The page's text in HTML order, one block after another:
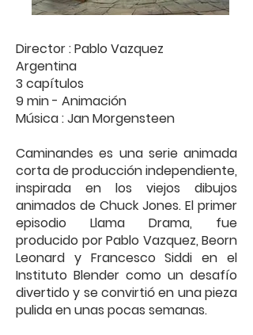
Director : Pablo Vazquez
Argentina
3 capítulos
9 min - Animación
Música : Jan Morgensteen
Caminandes es una serie animada
corta de producción independiente,
inspirada en los viejos dibujos
animados de Chuck Jones. El primer
episodio Llama Drama, fue
producido por Pablo Vazquez, Beorn
Leonard y Francesco Siddi en el
Instituto Blender como un desafío
divertido y se convirtió en una pieza
pulida en unas pocas semanas.